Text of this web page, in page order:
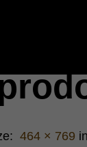
464 × 769 in